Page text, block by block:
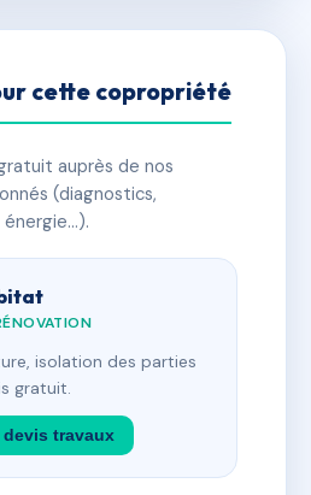
cette copropriété
auprès de nos
(diagnostics,
énergie…).
isolation des parties
gratuit.
devis travaux